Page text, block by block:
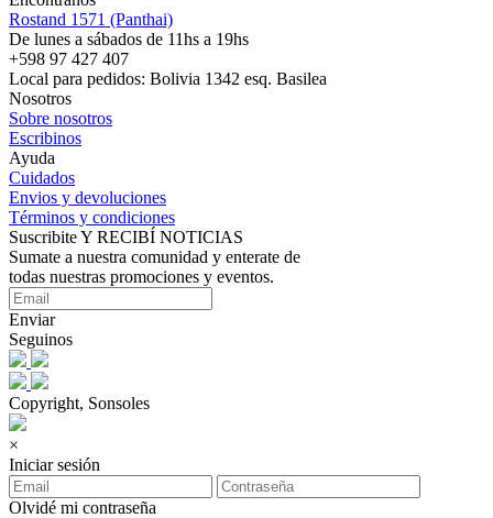
Rostand 1571 (Panthai)
De lunes a sábados de 11hs a 19hs
+598 97 427 407
Local para pedidos: Bolivia 1342 esq. Basilea
Nosotros
Sobre nosotros
Escribinos
Ayuda
Cuidados
Envios y devoluciones
Términos y condiciones
Suscribite Y RECIBÍ NOTICIAS
Sumate a nuestra comunidad y enterate de
todas nuestras promociones y eventos.
Enviar
Seguinos
Copyright, Sonsoles
×
Iniciar sesión
Olvidé mi contraseña